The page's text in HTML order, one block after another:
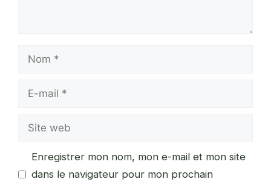
Nom
Site
Enregistrer mon nom, mon e-mail et mon site
dans le navigateur pour mon prochain